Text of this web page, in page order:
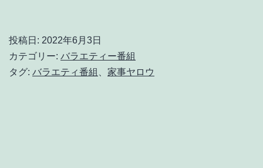
ロ
ウ!!!
投稿日: 2022年6月3日
カテゴリー: バラエティー番組
タグ: バラエティ番組 家事ヤロウ